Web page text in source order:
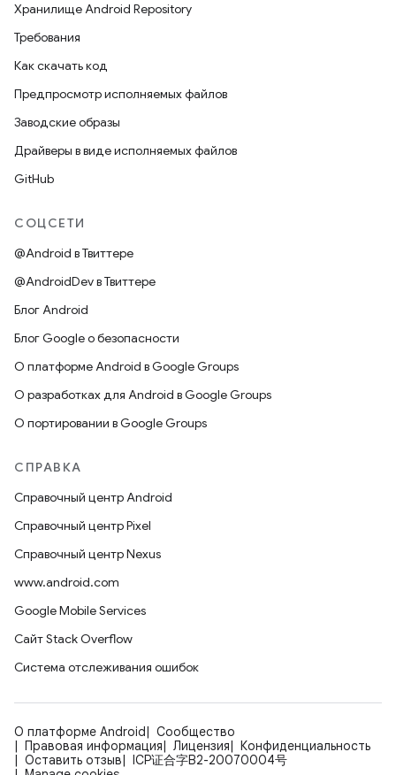
Хранилище Android Repository
Требования
Как скачать код
Предпросмотр исполняемых файлов
Заводские образы
Драйверы в виде исполняемых файлов
GitHub
СОЦСЕТИ
@Android в Твиттере
@AndroidDev в Твиттере
Блог Android
Блог Google о безопасности
О платформе Android в Google Groups
О разработках для Android в Google Groups
О портировании в Google Groups
СПРАВКА
Справочный центр Android
Справочный центр Pixel
Справочный центр Nexus
www.android.com
Google Mobile Services
Сайт Stack Overflow
Система отслеживания ошибок
О платформе Android
Сообщество
Правовая информация
Лицензия
Конфиденциальность
Оставить отзыв
ICP证合字B2-20070004号